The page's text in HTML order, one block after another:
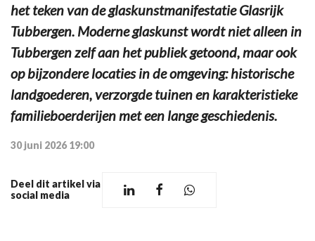
het teken van de glaskunstmanifestatie Glasrijk
Tubbergen. Moderne glaskunst wordt niet alleen in
Tubbergen zelf aan het publiek getoond, maar ook
op bijzondere locaties in de omgeving: historische
landgoederen, verzorgde tuinen en karakteristieke
familieboerderijen met een lange geschiedenis.
30 juni 2026 19:00
Deel dit artikel via
social media